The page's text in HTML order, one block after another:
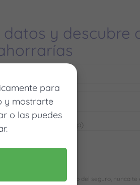
para
y mostrarte
o las puedes
datos y descubre
vía WhatsApp)
datos para calcular el precio del seguro, nunca te